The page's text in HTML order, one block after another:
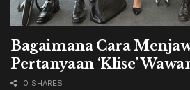
Bagaimana Cara
Pertanyaan ‘Klise’
0 SHARES